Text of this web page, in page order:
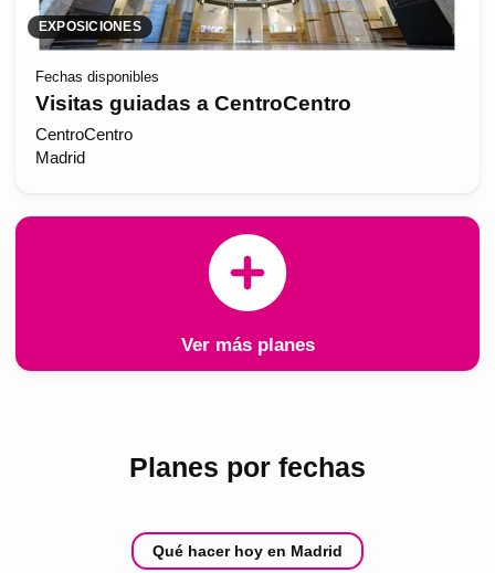
EXPOSICIONES
Fechas disponibles
Visitas guiadas a CentroCentro
CentroCentro
Madrid
Ver más planes
Planes por fechas
Qué hacer hoy en Madrid